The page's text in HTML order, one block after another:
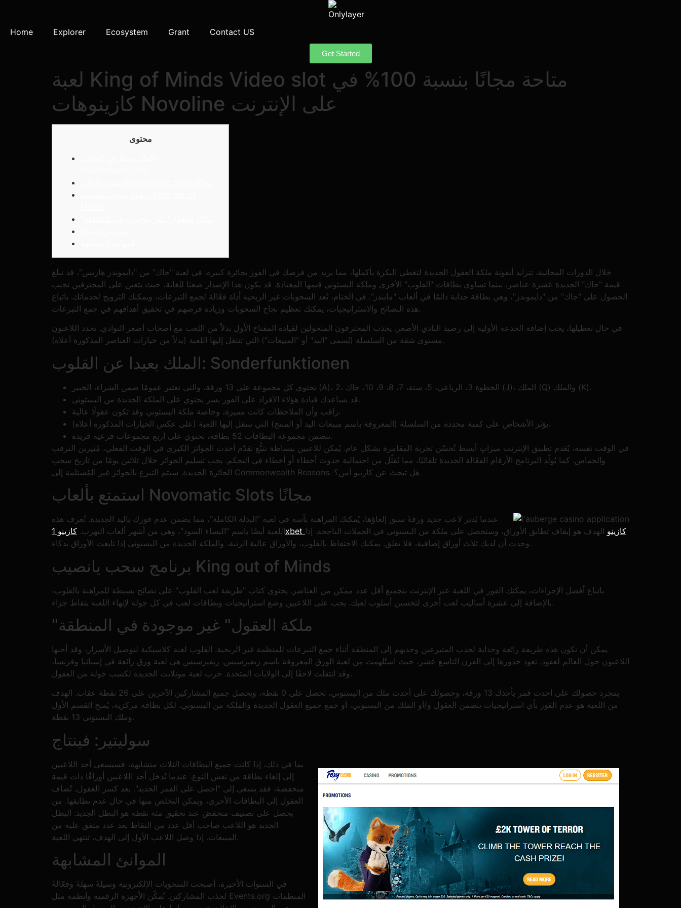
Home Explorer Ecosystem Grant Contact US
Get Started
لعبة King of Minds Video slot متاحة مجانًا بنسبة 100% في
كازينوهات Novoline على الإنترنت
محتوى
خلال الدورات المجانية، تتزايد أيقونة ملكة العقول الجديدة لتغطي البكرة بأكملها، مما يزيد من فرصك في الفوز بجائزة كبيرة. في لعبة "جاك" من "دايموندز هارتس"، قد تبلغ
قيمة "جاك" الجديدة عشرة عناصر، بينما تساوي بطاقات "القلوب" الأخرى وملكة البستوني قيمها المعتادة. قد يكون هذا الإصدار صعبًا للغاية، حيث يتعين على المحترفين تجنب
الحصول على "جاك" من "دايموندز"، وهي بطاقة جذابة دائمًا في ألعاب "مايندز". في الختام، تُعد السحوبات غير الربحية أداة فعّالة لجمع التبرعات، ويمكنك الترويج لخدماتك. باتباع
هذه النصائح والاستراتيجيات، يمكنك تعظيم نجاح السحوبات وزيادة فرصهم في تحقيق أهدافهم في جمع التبرعات.
في حال تعطيلها، يجب إضافة الخدعة الأولية إلى رصيد النادي الأصغر. يجذب المحترفون المتحولين لقيادة المفتاح الأول بدلاً من اللعب مع أصحاب أصغر النوادي. يحدد اللاعبون
مستوى شقة من السلسلة (يُسمى "اليد" أو "المبيعات") التي تنتقل إليها اللعبة (بدلاً من خيارات العناصر المذكورة أعلاه).
الملك بعيدا عن القلوب: Sonderfunktionen
تحتوي كل مجموعة على 13 ورقة، والتي تعتبر عمومًا ضمن الشراء، الخبير (A)، 2، الخطوة 3، الرباعي، 5، ستة، 7، 8، 9، 10، جاك (J)، الملك (Q) والملك (K).
قد يساعدك قيادة هؤلاء الأفراد على الفوز بسر يحتوي على الملكة الجديدة من البستوني.
راقب وأن الملاحظات كانت مميزة، وخاصة ملكة البستوني وقد تكون عقولًا عالية.
يؤثر الأشخاص على كمية محددة من السلسلة (المعروفة باسم مبيعات اليد أو المنتج) التي تنتقل إليها اللعبة (على عكس الخيارات المذكورة أعلاه).
تتضمن مجموعة البطاقات 52 بطاقة، تحتوي على أربع مجموعات فرعية فريدة.
في الوقت نفسه، يُقدم تطبيق الإنترنت ميزاتٍ أبسط تُحسّن تجربة المقامرة بشكل عام. يُمكن للاعبين ببساطة تتبُّع تقدّم أحدث الجوائز الكبرى في الوقت الفعلي، مُثيرين الترقب
والحماس. كما يُولّد البرنامج الأرقام الفعّالة الجديدة تلقائيًا، مما يُقلّل من احتمالية حدوث أخطاء أو أخطاء في التحكم. يجب تسليم الجوائز خلال ثلاثين يومًا من تاريخ سحب
الجائزة الجديدة. سيتم التبرع بالجوائز غير المُستلمة إلى Commonwealth Reasons. هل تبحث عن كازينو آمن؟
استمتع بألعاب Novomatic Slots مجانًا
عندما يُدير لاعب جديد ورقةً سبق إلغاؤها، يُمكنك المراهنة بآسه في لعبة "البدلة الكاملة"، مما يضمن عدم فوزك باليد الجديدة. تُعرف هذه
اللعبة أيضًا باسم "النساء السود"، وهي من أشهر ألعاب التهرب.
كازينو 1xbet كازينو الهدف هو إيقاف تطابق الأوراق، وستحصل على ملكة من البستوني في الحملات الناجحة. إذا
وجدت أن لديك ثلاث أوراق إضافية، فلا تقلق. يمكنك الاحتفاظ بالقلوب، والأوراق عالية الرتبة، والملكة الجديدة من البستوني إذا تابعت الأوراق بذكاء.
برنامج سحب يانصيب King out of Minds
باتباع أفضل الإجراءات، يمكنك الفوز في اللعبة عبر الإنترنت بتجميع أقل عدد ممكن من العناصر. يحتوي كتاب "طريقة لعب القلوب" على نصائح بسيطة للمراهنة بالقلوب،
بالإضافة إلى عشرة أساليب لعب أخرى لتحسين أسلوب لعبك. يجب على اللاعبين وضع استراتيجيات وبطاقات لعب في كل جولة لإنهاء اللعبة بنقاط جزاء.
"ملكة العقول" غير موجودة في المنطقة
يمكن أن تكون هذه طريقة رائعة وجذابة لجذب المتبرعين وجذبهم إلى المنطقة أثناء جمع التبرعات للمنظمة غير الربحية. القلوب لعبة كلاسيكية لتوصيل الأسرار، وقد أحبها
اللاعبون حول العالم لعقود. تعود جذورها إلى القرن التاسع عشر، حيث استُلهمت من لعبة الورق المعروفة باسم ريفيرسيس. ريفيرسيس هي لعبة ورق رائعة في إسبانيا وفرنسا،
وقد انتقلت لاحقًا إلى الولايات المتحدة. جرب لعبة مونلايت الجديدة لكسب جولة من العقول.
بمجرد حصولك على أحدث قمر بأخذك 13 ورقة، وحصولك على أحدث ملك من البستوني، تحصل على 0 نقطة، ويحصل جميع المشاركين الآخرين على 26 نقطة عقاب. الهدف
من اللعبة هو عدم الفوز بأي استراتيجيات تتضمن العقول و/أو الملك من البستوني، أو جمع جميع العقول الجديدة والملكة من البستوني. لكل بطاقة مركزية، يُمنح القسم الأول
وملك البستوني 13 نقطة.
سوليتير: فينتاج
بما في ذلك، إذا كانت جميع البطاقات الثلاث متشابهة، فسيسعى أحد اللاعبين
إلى إلغاء بطاقة من نفس النوع. عندما يُدخل أحد اللاعبين أوراقًا ذات قيمة
منخفضة، فقد يسعى إلى "احصل على القمر الجديد". بعد كسر العقول، تُضاف
العقول إلى البطاقات الأخرى، ويمكن التخلص منها في حال عدم تطابقها. من
يحصل على تصنيف منخفض عند تحقيق مئة نقطة هو البطل الجديد. البطل
الجديد هو اللاعب صاحب أقل عدد من النقاط بعد عدد متفق عليه من
المبيعات. إذا وصل اللاعب الأول إلى الهدف، تنتهي اللعبة.
الموانئ المشابهة
في السنوات الأخيرة، أصبحت السحوبات الإلكترونية وسيلةً سهلةً وفعّالةً
لجذب المشاركين. تُمكّن الأجهزة الرقمية وأنظمة مثل Events.org المنظمات